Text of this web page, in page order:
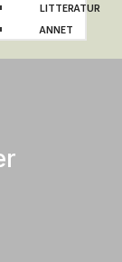
LITTERATUR
ANNET